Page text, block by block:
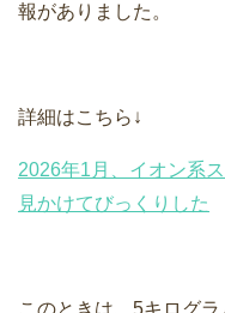
報がありました。
詳細はこちら↓
2026年1月、イオン系
見かけてびっくりした